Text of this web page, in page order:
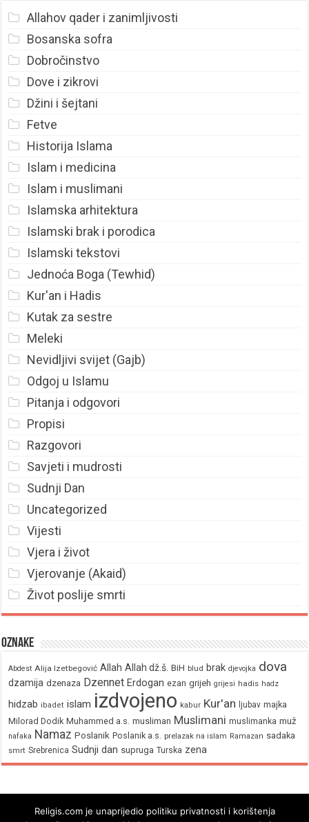
Allahov qader i zanimljivosti
Bosanska sofra
Dobročinstvo
Dove i zikrovi
Džini i šejtani
Fetve
Historija Islama
Islam i medicina
Islam i muslimani
Islamska arhitektura
Islamski brak i porodica
Islamski tekstovi
Jednoća Boga (Tewhid)
Kur'an i Hadis
Kutak za sestre
Meleki
Nevidljivi svijet (Gajb)
Odgoj u Islamu
Pitanja i odgovori
Propisi
Razgovori
Savjeti i mudrosti
Sudnji Dan
Uncategorized
Vijesti
Vjera i život
Vjerovanje (Akaid)
Život poslije smrti
Oznake
Abdest Alija Izetbegović Allah Allah dž.š. BiH blud brak djevojka dova
dzamija dzenaza Dzennet Erdogan ezan grijeh grijesi hadis hadz
hidzab ibadet islam izdvojeno kabur Kur'an ljubav majka
Milorad Dodik Muhammed a.s. musliman Muslimani muslimanka muž
nafaka Namaz Poslanik Poslanik a.s. prelazak na islam Ramazan sadaka
smrt Srebrenica Sudnji dan supruga Turska zena
Religis.com je unaprijedio politiku privatnosti i korištenja